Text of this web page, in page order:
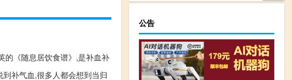
的《随息居饮食谱》,是补血补
补气血,很多人都会想到当归
公告